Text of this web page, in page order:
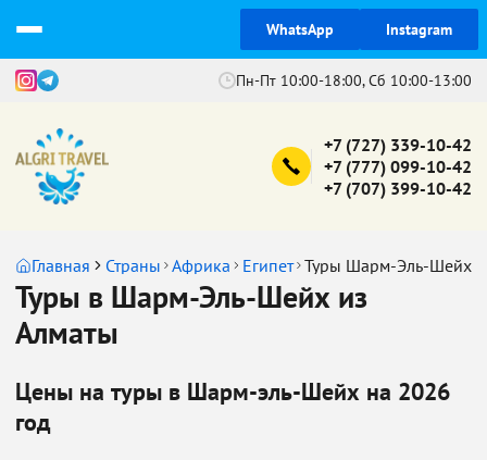
WhatsApp Instagram
Пн-Пт 10:00-18:00, Сб 10:00-13:00
+7 (727) 339-10-42
+7 (777) 099-10-42
+7 (707) 399-10-42
Главная Страны Африка Египет Туры Шарм-Эль-Шейх
Туры в Шарм-Эль-Шейх из
Алматы
Цены на туры в Шарм-эль-Шейх на 2026
год